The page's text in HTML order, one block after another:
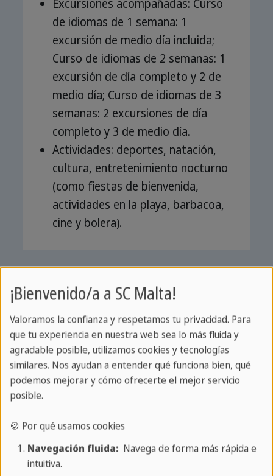
Excursiones acompañadas: Curso
de idiomas de 1 semana: 1
excursión de medio día incluida;
Curso de idiomas de 2 semanas: 1
excursión de día completo y 2 de
medio día; Curso de idiomas de 3
semanas: 2 excursiones de día
completo y 3 de medio día.
Actividades: deportes, natación,
cultura, entretenimiento nocturno
(como fiestas de bienvenida,
actividades en la playa, barbacoa,
cine y bolera).
trabajarán con los jóvenes estudiantes para
activar y mejorar sus destrezas lingüísticas
preexistentes en inglés, utilizando los
últimos materiales proporcionados durante
la duración del curso en Sprachcaffe Malta.
Las clases se imparten con un máximo de
15 alumnos por clase. La forma ideal de
aprender un idioma mientras disfrutas del
esplendor de esta isla mediterránea es
inscribirte en una de nuestras clases de
¡Bienvenido/a a SC Malta!
Valoramos la confianza y respetamos tu privacidad. Para
que tu experiencia en nuestra web sea lo más fluida y
agradable posible, utilizamos cookies y tecnologías
similares. Nos ayudan a entender qué funciona bien, qué
podemos mejorar y cómo ofrecerte el mejor servicio
posible.
🍪 Por qué usamos cookies
Navegación fluida:Navega de forma más rápida e
intuitiva.